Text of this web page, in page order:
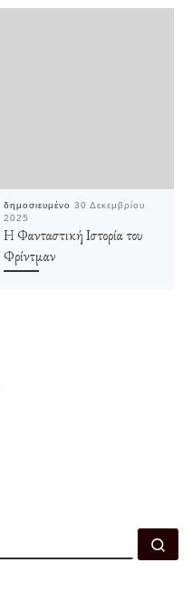
δημοσιευμένο30 Δεκεμβρίου
2025
Η Φανταστική Ιστορία του
Φρίντμαν